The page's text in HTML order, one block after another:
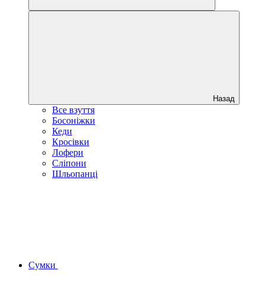
Назад
Все взуття
Босоніжки
Кеди
Кросівки
Лофери
Сліпони
Шльопанці
Сумки